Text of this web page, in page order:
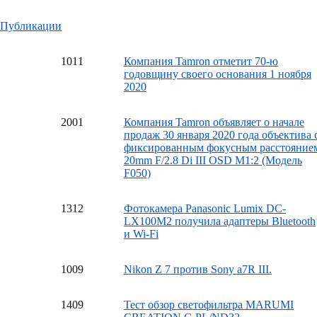
Публикации
1011
Компания Tamron отметит 70-ю
годовщину своего основания 1 ноября
2020
2001
Компания Tamron объявляет о начале
продаж 30 января 2020 года объектива
фиксированным фокусным
20mm F/2.8 Di III OSD M1:2 (Модель
F050)
1312
Фотокамера Panasonic Lumix DC-
LX100M2 получила адаптеры Bluetooth
и Wi-Fi
1009 Nikon Z 7 против Sony a7R III.
1409
Тест обзор светофильтра MARUMI